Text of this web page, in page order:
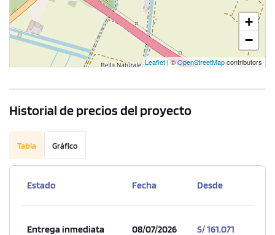
+
−
Leaflet| ©OpenStreetMapcontributors
Historial de precios del proyecto
Tabla Gráfico
Estado Fecha Desde
Entrega inmediata 08/07/2026 S/ 161,071